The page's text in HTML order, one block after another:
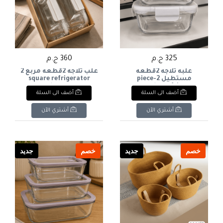
325 ج.م
علبه ثلاجه 2قطعه
مستطيل 2-piece
rectangular refrigerator
box
أضف الى السلة
أشتري الآن
360 ج.م
علب ثلاجه 2قطعه مربع 2
square refrigerator
boxes
أضف الى السلة
أشتري الآن
خصم جديد خصم جديد